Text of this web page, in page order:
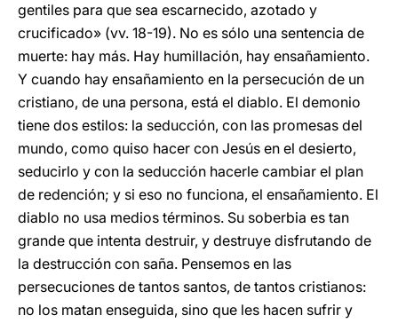
gentiles para que sea escarnecido, azotado y
crucificado» (vv. 18-19). No es sólo una sentencia de
muerte: hay más. Hay humillación, hay ensañamiento.
Y cuando hay ensañamiento en la persecución de un
cristiano, de una persona, está el diablo. El demonio
tiene dos estilos: la seducción, con las promesas del
mundo, como quiso hacer con Jesús en el desierto,
seducirlo y con la seducción hacerle cambiar el plan
de redención; y si eso no funciona, el ensañamiento. El
diablo no usa medios términos. Su soberbia es tan
grande que intenta destruir, y destruye disfrutando de
la destrucción con saña. Pensemos en las
persecuciones de tantos santos, de tantos cristianos:
no los matan enseguida, sino que les hacen sufrir y